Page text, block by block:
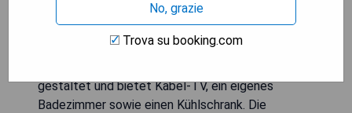
Bed & Breakfast liegt weniger als 1 Meile vom
Atlantischen Ozean entfernt und verfügt über
eine große, überdachte Terrasse sowie
gestaltet und bietet Kabel-TV, ein eigenes
Badezimmer sowie einen Kühlschrank. Die
No, grazie
Trova su booking.com